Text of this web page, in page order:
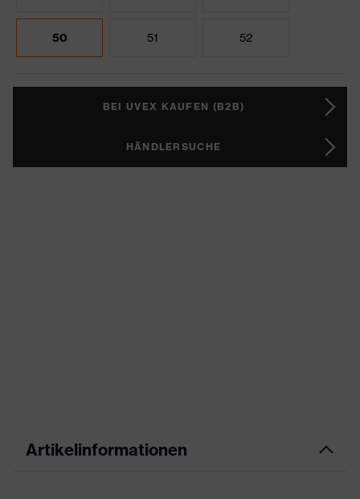
50 51 52
BEI UVEX KAUFEN (B2B)
HÄNDLERSUCHE
Artikelinformationen